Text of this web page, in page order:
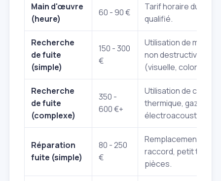
Main d'œuvre
(heure)
60 - 90 €
Tarif horaire du
qualifié.
Recherche
de fuite
(simple)
150 - 300
€
Utilisation de
non destructives
(visuelle, colorant).
Recherche
de fuite
(complexe)
350 -
600 €+
Utilisation de caméra
thermique, gaz
électroacoustique.
Réparation
fuite (simple)
80 - 250
€
Remplacement de
raccord, petit tuyau.
pièces.